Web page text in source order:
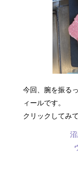
今回、腕を振る
ィールです。
クリックしてみ